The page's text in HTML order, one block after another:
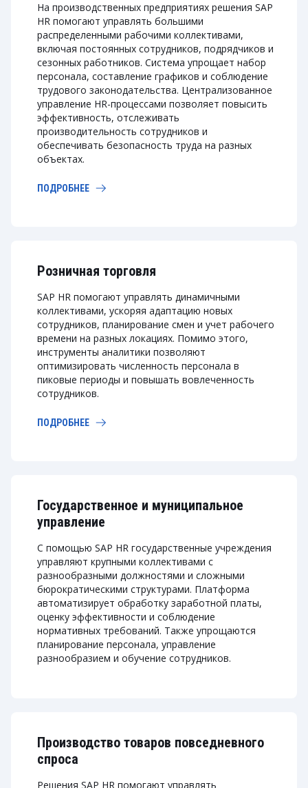
На производственных предприятиях решения SAP
HR помогают управлять большими
распределенными рабочими коллективами,
включая постоянных сотрудников, подрядчиков и
сезонных работников. Система упрощает набор
персонала, составление графиков и соблюдение
трудового законодательства. Централизованное
управление HR-процессами позволяет повысить
эффективность, отслеживать
производительность сотрудников и
обеспечивать безопасность труда на разных
объектах.
ПОДРОБНЕЕ
Розничная торговля
SAP HR помогают управлять динамичными
коллективами, ускоряя адаптацию новых
сотрудников, планирование смен и учет рабочего
времени на разных локациях. Помимо этого,
инструменты аналитики позволяют
оптимизировать численность персонала в
пиковые периоды и повышать вовлеченность
сотрудников.
ПОДРОБНЕЕ
Государственное и муниципальное
управление
С помощью SAP HR государственные учреждения
управляют крупными коллективами с
разнообразными должностями и сложными
бюрократическими структурами. Платформа
автоматизирует обработку заработной платы,
оценку эффективности и соблюдение
нормативных требований. Также упрощаются
планирование персонала, управление
разнообразием и обучение сотрудников.
Производство товаров повседневного
спроса
Решения SAP HR помогают управлять